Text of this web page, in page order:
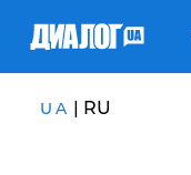
UA | RU